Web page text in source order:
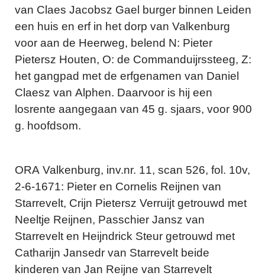
van Claes Jacobsz Gael burger binnen Leiden
een huis en erf in het dorp van Valkenburg
voor aan de Heerweg, belend N: Pieter
Pietersz Houten, O: de Commanduijrssteeg, Z:
het gangpad met de erfgenamen van Daniel
Claesz van Alphen. Daarvoor is hij een
losrente aangegaan van 45 g. sjaars, voor 900
g. hoofdsom.
ORA Valkenburg, inv.nr. 11, scan 526, fol. 10v,
2-6-1671: Pieter en Cornelis Reijnen van
Starrevelt, Crijn Pietersz Verruijt getrouwd met
Neeltje Reijnen, Passchier Jansz van
Starrevelt en Heijndrick Steur getrouwd met
Catharijn Jansedr van Starrevelt beide
kinderen van Jan Reijne van Starrevelt